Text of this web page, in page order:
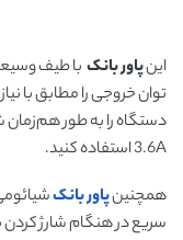
اینپاور بانک با طیف
توان خروجی را مطابق با
3.6A استفاده کنید.
همچنینپاور بانک
سریع در هنگام شارژ کردن